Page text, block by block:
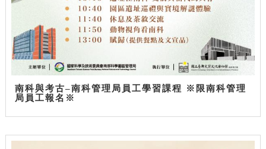
南科與考古–南科管理局員工學習課程 ※限南科管理
局員工報名※